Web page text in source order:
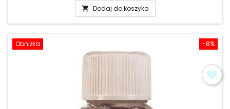
 Dodaj do koszyka
-8%
Obniżka